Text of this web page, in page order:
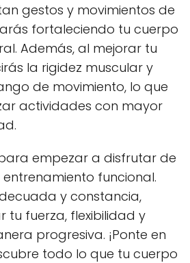
gestos y movimientos de
fortaleciendo tu cuerpo
Además, al mejorar tu
la rigidez muscular y
de movimiento, lo que
actividades con mayor
empezar a disfrutar de
funcional.
y constancia,
tu fuerza, flexibilidad y
progresiva. ¡Ponte en
todo lo que tu cuerpo